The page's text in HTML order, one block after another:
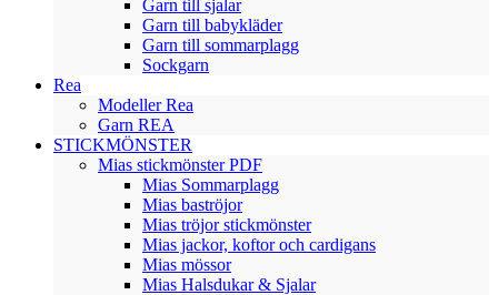
Garn till sjalar
Garn till babykläder
Garn till sommarplagg
Sockgarn
Rea
Modeller Rea
Garn REA
STICKMÖNSTER
Mias stickmönster PDF
Mias Sommarplagg
Mias baströjor
Mias tröjor stickmönster
Mias jackor, koftor och cardigans
Mias mössor
Mias Halsdukar & Sjalar